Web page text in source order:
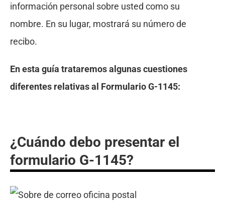
información personal sobre usted como su
nombre. En su lugar, mostrará su número de
recibo.
En esta guía trataremos algunas cuestiones
diferentes relativas al Formulario G-1145:
¿Cuándo debo presentar el
formulario G-1145?